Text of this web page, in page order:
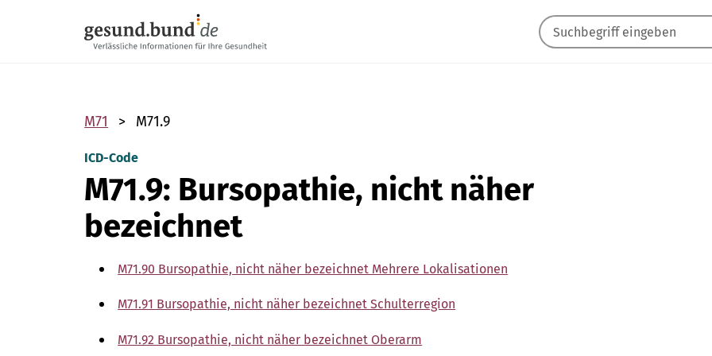
M71 M71.9
ICD-Code
M71.9: Bursopathie, nicht näher
bezeichnet
M71.90 Bursopathie, nicht näher bezeichnet Mehrere Lokalisationen
M71.91 Bursopathie, nicht näher bezeichnet Schulterregion
M71.92 Bursopathie, nicht näher bezeichnet Oberarm